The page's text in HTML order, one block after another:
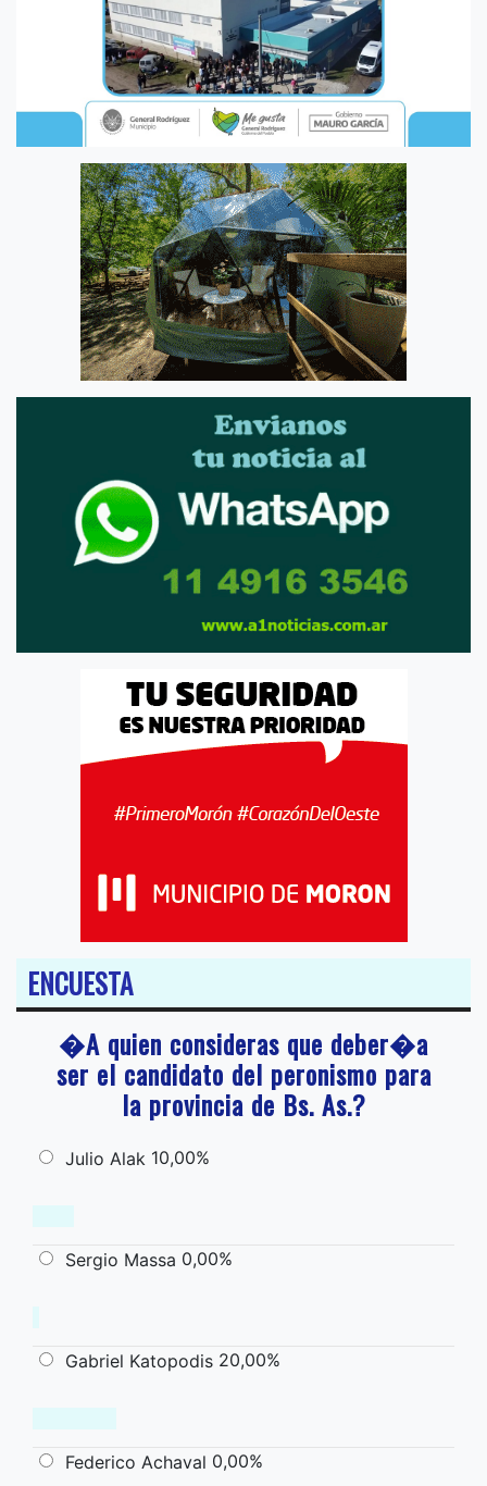
ENCUESTA
�A quien consideras que deber�a
ser el candidato del peronismo para
la provincia de Bs. As.?
Julio Alak 10,00%
Sergio Massa 0,00%
Gabriel Katopodis 20,00%
Federico Achaval 0,00%